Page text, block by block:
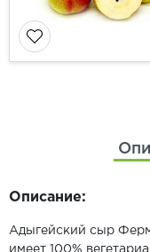
Описание:
Адыгейский сыр
имеет 100%